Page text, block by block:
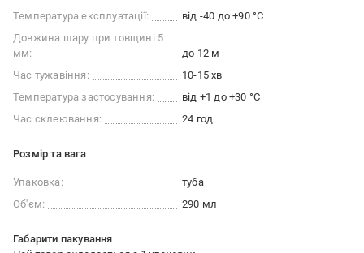
Температура експлуатації:
від -40 до +90 °C
Довжина шару при товщині 5
мм:
до 12 м
Час тужавіння:
10-15 хв
Температура застосування:
від +1 до +30 °С
Час склеювання:
24 год
Розмір та вага
Упаковка:
туба
Об'єм:
290 мл
Габарити пакування